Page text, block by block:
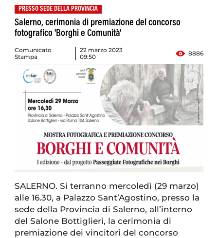
PRESSO SEDE DELLA PROVINCIA
Salerno, cerimonia di premiazione del concorso
fotografico 'Borghi e Comunità'
Comunicato
Stampa
22 marzo 2023
09:50
8886
SALERNO. Si terranno mercoledì (29 marzo)
alle 16.30, a Palazzo Sant’Agostino, presso la
sede della Provincia di Salerno, all’interno
del Salone Bottiglieri, la cerimonia di
premiazione dei vincitori del concorso